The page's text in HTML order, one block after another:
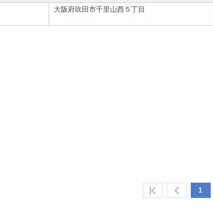
大阪府吹田市千里山西５丁目
1